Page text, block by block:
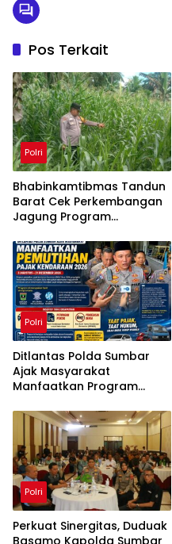
Pos Terkait
Polri
Bhabinkamtibmas Tandun
Barat Cek Perkembangan
Jagung Program
Polri
Ditlantas Polda Sumbar
Ajak Masyarakat
Manfaatkan Program
Kendaraan 2026
Polri
Perkuat Sinergitas, Duduak
Basamo Kapolda Sumbar